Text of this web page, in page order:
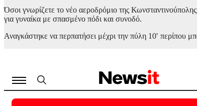
Όσοι γνωρίζετε το νέο αεροδρόμιο της
για γυναίκα με σπασμένο πόδι και συνοδό.
Αναγκάστηκε να περπατήσει μέχρι την πύλη 10′ περίπου